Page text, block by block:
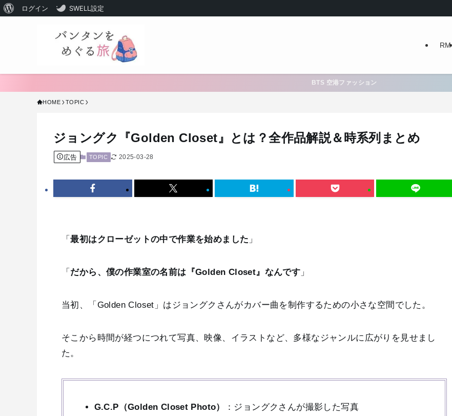
WordPress
て
ログイン SWELL設定
RM
BTS 空港ファッション
HOME TOPIC
ジョングク『Golden Closet』とは？全作品解説＆時系列まとめ
広告 TOPIC 2025-03-28
「最初はクローゼットの中で作業を始めました 」
「 だから、僕の作業室の名前は『Golden Closet』なんです 」
当初、「Golden Closet」はジョングクさんがカバー曲を制作するための小さな空間でした。
そこから時間が経つにつれて写真、映像、イラストなど、多様なジャンルに広がりを見せまし
た。
G.C.P（Golden Closet Photo）
：ジョングクさんが撮影した写真